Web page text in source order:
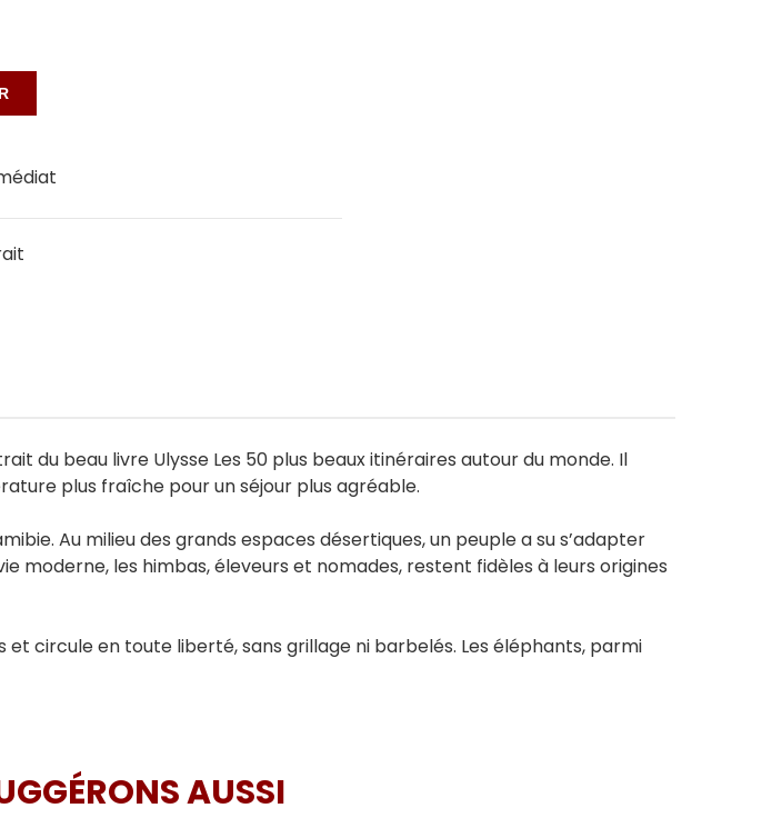
du beau livre Ulysse Les 50 plus beaux itinéraires autour du monde. Il
plus fraîche pour un séjour plus agréable.
Au milieu des grands espaces désertiques, un peuple a su s’adapter
moderne, les himbas, éleveurs et nomades, restent fidèles à leurs origines
et circule en toute liberté, sans grillage ni barbelés. Les éléphants, parmi
AUSSI